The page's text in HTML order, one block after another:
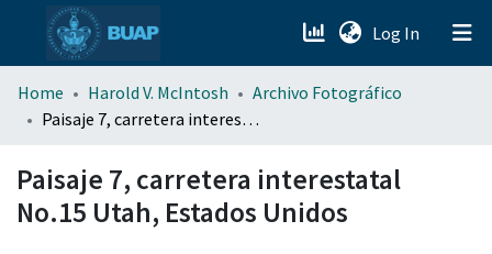
Log In (current)
menu.section.about_menu
Home Harold V. McIntosh
Archivo Fotográfico
Paisaje 7, carretera interestatal No.15 Utah, Estados Unidos
Paisaje 7, carretera interestatal
No.15 Utah, Estados Unidos